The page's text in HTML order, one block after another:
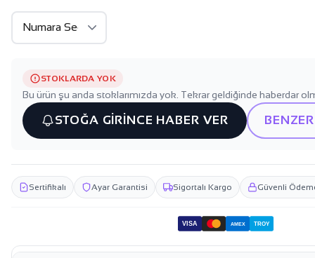
STOKLARDA YOK
Bu ürün şu anda stoklarımızda yok. Tekrar geldiğinde haberdar
STOĞA GİRİNCE HABER VER
Sertifikalı Ayar Garantisi Sigortalı Kargo Güvenli
VISA AMEX TROY